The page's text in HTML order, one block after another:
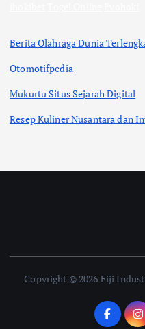
Berita Olahraga Dunia
Otomotifpedia
Mukurtu Situs Sejarah Digital
Resep Kuliner Nusantara dan
Copyright © 2026 Fiji